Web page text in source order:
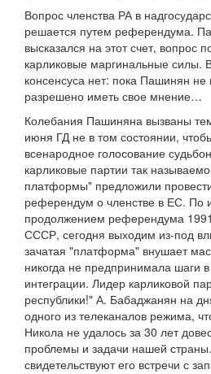
Вопрос членства РА в
решается путем референдума.
высказался на этот счет, вопрос
карликовые маргинальные силы.
консенсуса нет: пока Пашинян не
разрешено иметь свое мнение…
Колебания Пашиняна вызваны
июня ГД не в том состоянии,
всенародное голосование
карликовые партии так
платформы" предложили
референдум о членстве в ЕС. По
продолжением референдума
СССР, сегодня выходим из-под
зачатая "платформа" внушает
никогда не предпринимала шаги
интеграции. Лидер карликовой
республики!" А. Бабаджанян на
одного из телеканалов режима,
Никола не удалось за 30 лет
проблемы и задачи нашей
свидетельствуют его встречи с